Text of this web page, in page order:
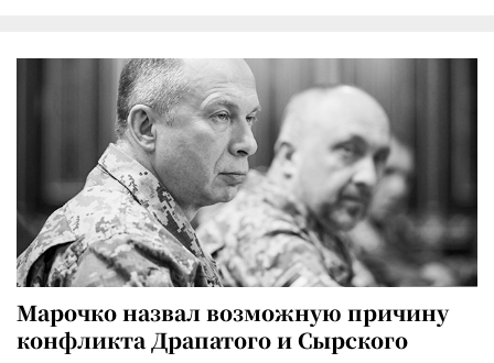
Марочко назвал возможную причину
конфликта Драпатого и Сырского